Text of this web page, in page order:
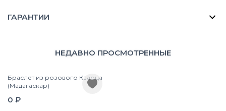
ГАРАНТИИ
НЕДАВНО ПРОСМОТРЕННЫЕ
Браслет из розового Кварца
(Мадагаскар)
0 ₽